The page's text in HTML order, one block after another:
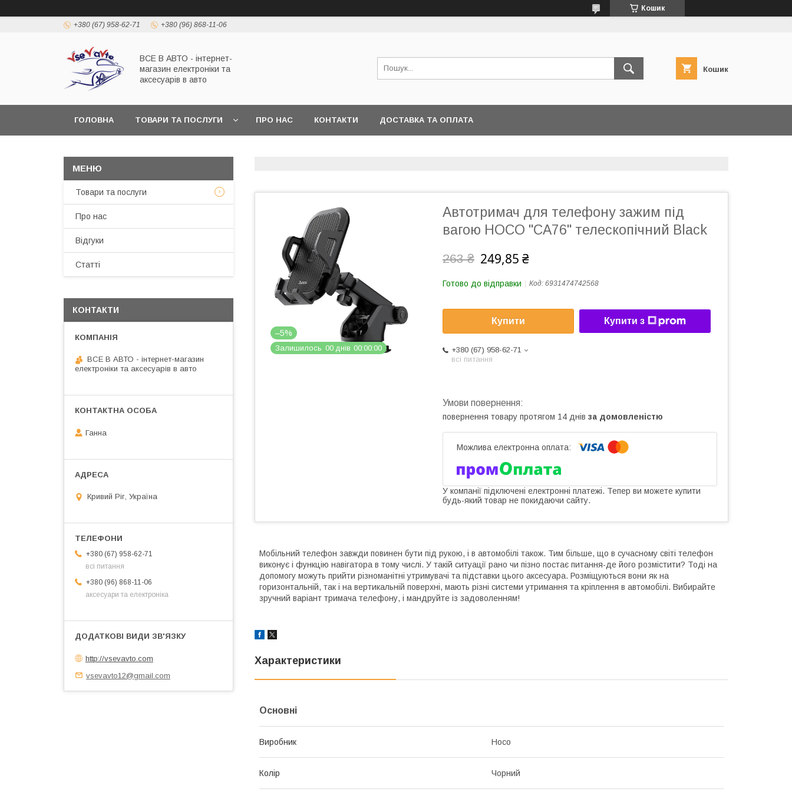
Кошик
+380 (67) 958-62-71 +380 (96) 868-11-06
ВСЕ В АВТО - інтернет-
магазин електроніки та
аксесуарів в авто
Кошик
ГОЛОВНА ТОВАРИ ТА ПОСЛУГИ ПРО НАС КОНТАКТИ ДОСТАВКА ТА ОПЛАТА
–5%
Залишилось 00 днів 00 00 00
Автотримач для телефону зажим під
вагою HOCO "CA76" телескопічний Black
263 ₴ 249,85 ₴
Готово до відправки Код: 6931474742568
Купити Купити з
+380 (67) 958-62-71
всі питання
повернення товару протягом 14 днів за домовленістю
У компанії підключені електронні платежі. Тепер ви можете купити
будь-який товар не покидаючи сайту.
Мобільний телефон завжди повинен бути під рукою, і в автомобілі також. Тим більше, що в сучасному світі телефон
виконує і функцію навігатора в тому числі. У такій ситуації рано чи пізно постає питання-де його розмістити? Тоді на
допомогу можуть прийти різноманітні утримувачі та підставки цього аксесуара. Розміщуються вони як на
горизонтальній, так і на вертикальній поверхні, мають різні системи утримання та кріплення в автомобілі. Вибирайте
зручний варіант тримача телефону, і мандруйте із задоволенням!
Характеристики
Основні
Виробник Hoco
Колір Чорний
Товари та послуги
Про нас
Відгуки
Статті
КОНТАКТИ
ВСЕ В АВТО - інтернет-магазин
електроніки та аксесуарів в авто
Ганна
Кривий Ріг, Україна
+380 (67) 958-62-71
всі питання
+380 (96) 868-11-06
аксесуари та електроніка
http://vsevavto.com
vsevavto12@gmail.com